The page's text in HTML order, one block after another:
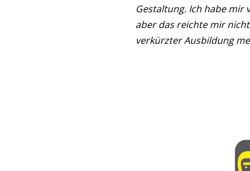
Gestaltung. Ich habe mir
aber das reichte mir
verkürzter Ausbildung